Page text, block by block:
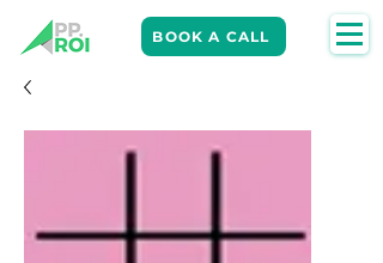
BOOK A CALL